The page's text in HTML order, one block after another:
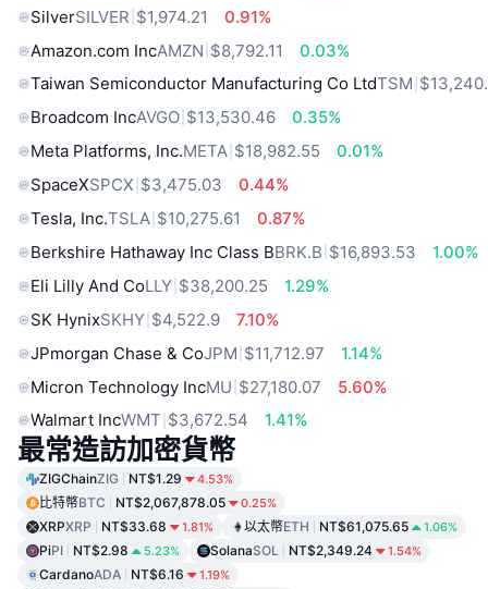
SilverSILVER $1,974.21
0.91%
Amazon.com IncAMZN $8,792.11
0.03%
Taiwan Semiconductor Manufacturing Co LtdTSM
Broadcom IncAVGO $13,530.46
0.35%
Meta Platforms, Inc.META $18,982.55
0.01%
SpaceXSPCX $3,475.03
0.44%
Tesla, Inc.TSLA $10,275.61
0.87%
Berkshire Hathaway Inc Class BBRK.B $16,893.53
1.00%
Eli Lilly And CoLLY $38,200.25
1.29%
SK HynixSKHY $4,522.9
7.10%
JPmorgan Chase & CoJPM $11,712.97
1.14%
Micron Technology IncMU $27,180.07
5.60%
Walmart IncWMT $3,672.54 1.41%
最常造訪加密貨幣
ZIGChainZIG NT$1.29 4.53%
比特幣BTC NT$2,067,878.05 0.25%
XRPXRP NT$33.68 1.81% 以太幣ETH NT$61,075.65 1.06%
PiPI NT$2.98 5.23% SolanaSOL NT$2,349.24 1.54%
CardanoADA NT$6.16 1.19%